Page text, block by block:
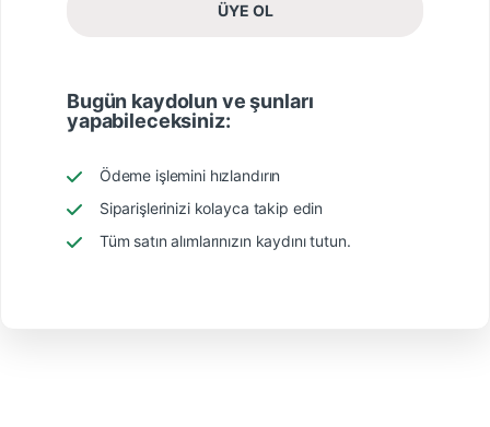
ÜYE OL
Bugün kaydolun ve şunları
yapabileceksiniz:
Ödeme işlemini hızlandırın
Siparişlerinizi kolayca takip edin
Tüm satın alımlarınızın kaydını tutun.